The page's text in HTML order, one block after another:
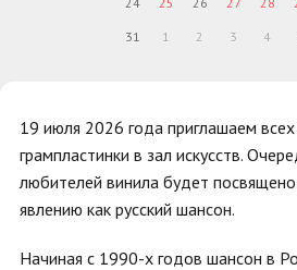
19 июля 2026 года приглашаем
грампластинки в зал искусств.
любителей винила будет
явлению как русский шансон.
Начиная с 1990-х годов шансон в
31 1 2 3 4